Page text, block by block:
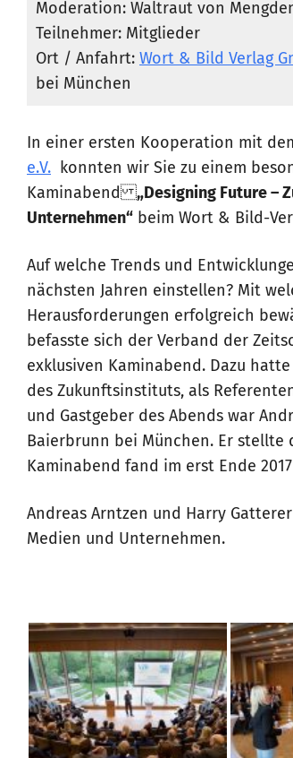
Moderation: Waltraut von
Teilnehmer: Mitglieder
Ort / Anfahrt: Wort & Bild Verlag
bei München
In einer ersten Kooperation mit
e.V. konnten wir Sie zu einem
Kaminabend„Designing Future –
Unternehmen“ beim Wort & Bild-
Auf welche Trends und
nächsten Jahren einstellen? Mit
Herausforderungen erfolgreich
befasste sich der Verband der
exklusiven Kaminabend. Dazu
des Zukunftsinstituts, als
und Gastgeber des Abends war
Baierbrunn bei München. Er stellte
Kaminabend fand im erst Ende
Andreas Arntzen und Harry
Medien und Unternehmen.